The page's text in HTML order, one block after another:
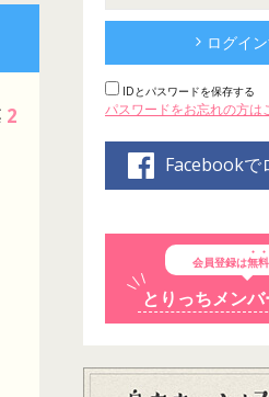
2
ログイ
IDとパスワードを保存する
パスワードをお忘れの方は
Facebookで
会員登録は無料
とりっちメン